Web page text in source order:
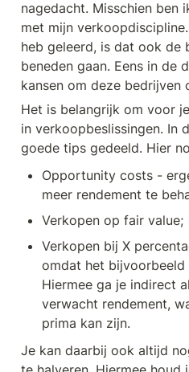
nagedacht. Misschien ben
met mijn
heb geleerd, is dat ook de
beneden gaan. Eens in de
kansen om deze bedrijven
Het is belangrijk om voor
in verkoopbeslissingen. In
goede tips gedeeld. Hier
Opportunity costs -
meer rendement te
Verkopen op fair value;
Verkopen bij X
omdat het
Hiermee ga je indirect
verwacht rendement,
prima kan zijn.
Je kan daarbij ook altijd